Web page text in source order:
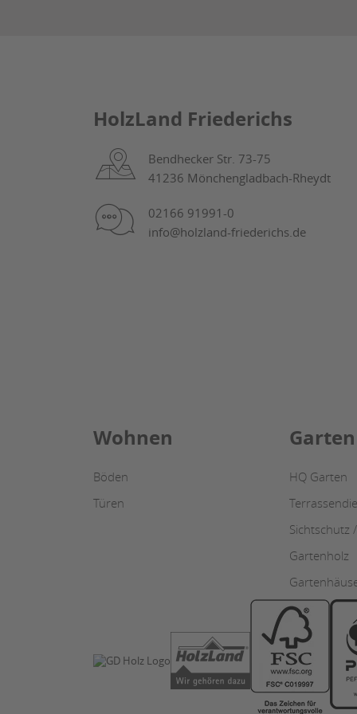
HolzLand Friederichs
Bendhecker Str. 73-75
41236 Mönchengladbach-Rheydt
02166 91991-0
info@holzland-friederichs.de
Wohnen
Böden
Türen
Garten
HQ Garten
Sichtschutz
Gartenholz